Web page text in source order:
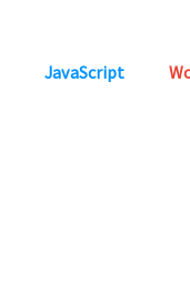
JavaScript